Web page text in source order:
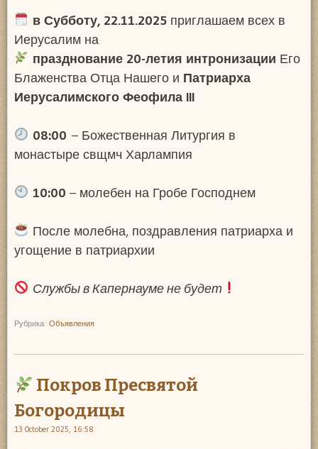
в Субботу, 22.11.2025приглашаем всех в
Иерусалим на
празднование 20-летия интронизации Его
Блаженства Отца Нашего и Патриарха
Иерусалимского Феофила III
08:00 – Божественная Литургия в
монастыре свщмч Харлампия
10:00 – молебен на Гробе Господнем
После молебна, поздравления патриарха и
угощение в патриархии
Службы в Капернауме не будет
Рубрика: Объявления
Покров Пресвятой
Богородицы
13 October 2025, 16:58